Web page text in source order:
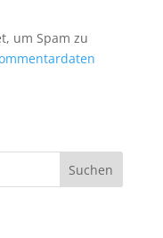
um Spam zu